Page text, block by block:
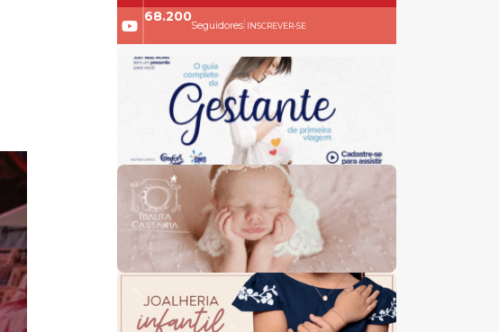
68.200
Seguidores| INSCREVER-SE